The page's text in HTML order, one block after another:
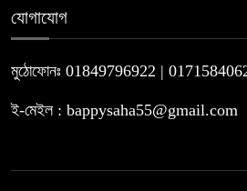
যোগাযোগ
মুঠোফোনঃ 01849796922 |
ই-মেইল : bappysaha55@gmail.com